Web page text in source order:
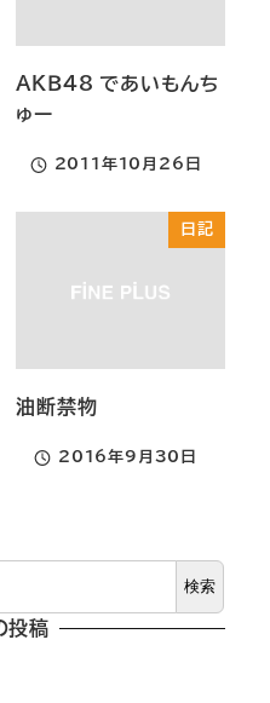
ＡＫＢ48 であいもんち
ゅー
投稿日
2011年10月26日
日記
油断禁物
投稿日
2016年9月30日
検索
投稿